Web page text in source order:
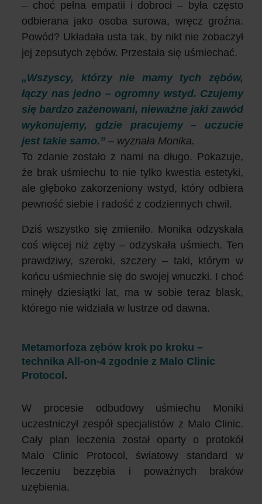
– choć pełna empatii i dobroci – była często
odbierana jako osoba surowa, wręcz groźna.
Powód? Układała usta tak, by nikt nie zobaczył
jej zepsutych zębów. Przestała się uśmiechać.
„Wszyscy, którzy nie mamy tych zębów,
łączy nas jedno – ogromny wstyd. Czujemy
się bardzo zażenowani, nieważne jaki zawód
wykonujemy, gdzie pracujemy – uczucie
jest takie samo.” – wyznała Monika.
To zdanie zostało z nami na długo. Pokazuje,
że brak uśmiechu to nie tylko kwestia estetyki,
ale głęboko zakorzeniony wstyd, który odbiera
pewność siebie i radość z codziennych chwil.
Dziś wszystko się zmieniło. Monika odzyskała
coś więcej niż zęby – odzyskała uśmiech. Ten
prawdziwy, szeroki, szczery – taki, którym w
końcu uśmiechnie się do swojej wnuczki. I choć
minęły dziesiątki lat, ma w sobie teraz blask,
którego nie widziała w lustrze od dawna.
Metamorfoza zębów krok po kroku –
technika All-on-4 zgodnie z Malo Clinic
Protocol.
W procesie odbudowy uśmiechu Moniki
uczestniczył zespół specjalistów z Malo Clinic.
Cały plan leczenia został oparty o protokół
Malo Clinic Protocol, światowy standard w
leczeniu bezzębia i poważnych braków
uzębienia.